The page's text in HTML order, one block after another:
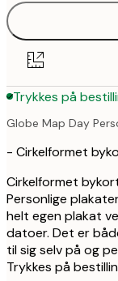
Trykkes på
Globe Map Day
- Cirkelformet
Cirkelformet
Personlige
helt egen plakat
datoer. Det er
til sig selv på og
Trykkes på